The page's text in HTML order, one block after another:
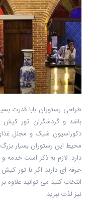
طراحی ‏رستوران بابا قدرت
باشد و ‏گردشگران تور کیش
دکوراسیون شیک و ‏مجلل
دارد. لازم به ذکر است خدمه و
حرفه ای دارند اگر با تور
انتخاب کنید می توانید علاوه
نیز لذت ببرید.‏